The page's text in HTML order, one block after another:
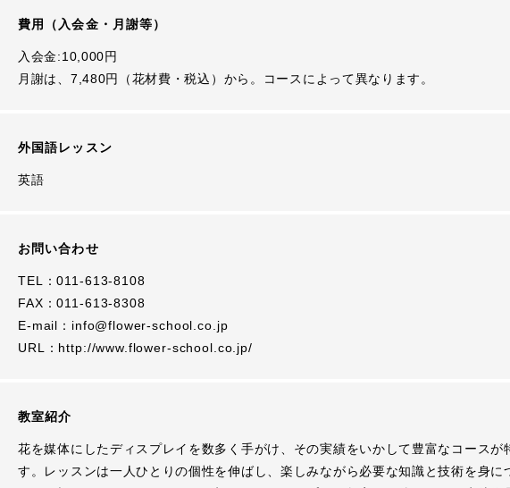
費用（入会金・月謝等）
入会金:10,000円
月謝は、7,480円（花材費・税込）から。コースによって異なります。
外国語レッスン
英語
お問い合わせ
TEL：011-613-8108
FAX：011-613-8308
E-mail： info@flower-school.co.jp
URL： http://www.flower-school.co.jp/
教室紹介
花を媒体にしたディスプレイを数多く手がけ、その実績をいかして豊富なコースが
す。レッスンは一人ひとりの個性を伸ばし、楽しみながら必要な知識と技術を身に